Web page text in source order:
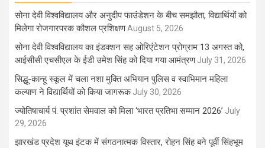
सोना देवी विश्वविद्यालय और अनुदीप फाउंडेशन के बीच समझौता, विद्यार्थियों को
मिलेगा रोजगारपरक कौशल प्रशिक्षणAugust 5, 2026
सोना देवी विश्वविद्यालय का इंडक्शन सह ओरिएंटेशन प्रोग्राम 13 अगस्त को,
आईसीसी एचसीएल के ईडी उमेश सिंह को दिया गया आमंत्रण July 31, 2026
सिद्धू-कान्हू स्कूल में चला नशा मुक्ति अभियान पुलिस व स्वाभिमान महिला
कल्याण ने विद्यार्थियों को किया जागरूक July 30, 2026
ज्योतिषाचार्य पं. प्रशांत सेमवाल को मिला ‘भारत प्रतिभा सम्मान 2026’ July
29, 2026
झारखंड प्रदेश यूथ इंटक में संगठनात्मक विस्तार, रोहन सिंह बने पूर्वी सिंहभूम